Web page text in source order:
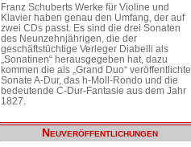
Franz Schuberts Werke für Violine und
Klavier haben genau den Umfang, der auf
zwei CDs passt. Es sind die drei Sonaten
des Neunzehnjährigen, die der
geschäftstüchtige Verleger Diabelli als
„Sonatinen“ herausgegeben hat, dazu
kommen die als „Grand Duo“ veröffentlichte
Sonate A-Dur, das h-Moll-Rondo und die
bedeutende C-Dur-Fantasie aus dem Jahr
1827.
Neuveröffentlichungen